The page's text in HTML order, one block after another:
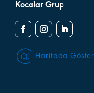
Kocalar Grup
Haritada Göster